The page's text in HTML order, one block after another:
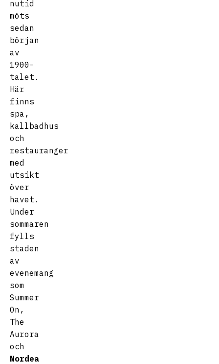
nutid
möts
sedan
början
av
1900-
talet.
Här
finns
spa,
kallbadhus
och
restauranger
med
utsikt
över
havet.
Under
sommaren
fylls
staden
av
evenemang
som
Summer
On,
The
Aurora
och
Nordea